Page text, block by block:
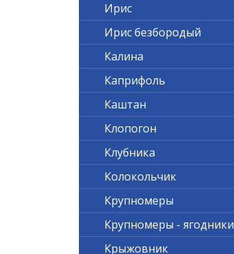
Ирис
Ирис безбородый
Калина
Каприфоль
Каштан
Клопогон
Клубника
Колокольчик
Крупномеры
Крупномеры - ягодники
Крыжовник